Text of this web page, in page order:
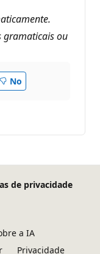
gramaticais ou
No
de privacidade
a IA
Privacidade